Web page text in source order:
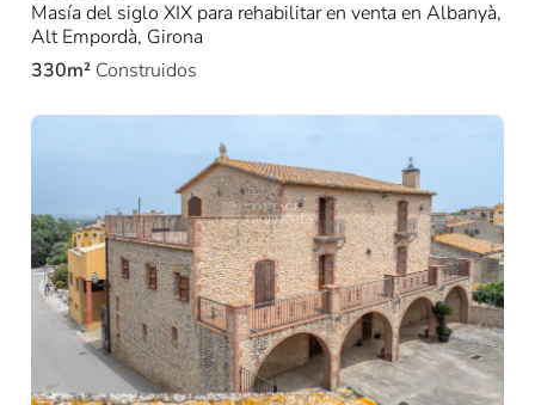
Masía del siglo XIX para rehabilitar en venta en Albanyà,
Alt Empordà, Girona
330m² Construidos